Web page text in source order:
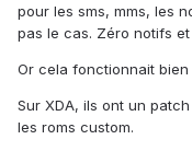
pour les sms, mms, les
pas le cas. Zéro notifs
Or cela fonctionnait bien
Sur XDA, ils ont un
les roms custom.